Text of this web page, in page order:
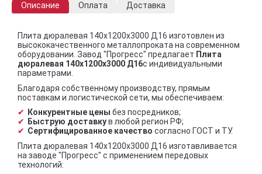
Описание Оплата Доставка
Плита дюралевая 140x1200x3000 Д16 изготовлен из
высококачественного металлопроката на современном
оборудовании. Завод "Прогресс" предлагает Плита
дюралевая 140x1200x3000 Д16с индивидуальными
параметрами.
Благодаря собственному производству, прямым
поставкам и логистической сети, мы обеспечиваем:
Конкурентные цены без посредников;
Быструю доставкув любой регион РФ;
Сертифицированное качество согласно ГОСТ и ТУ.
Плита дюралевая 140x1200x3000 Д16 изготавливается
на заводе "Прогресс" с применением передовых
технологий: